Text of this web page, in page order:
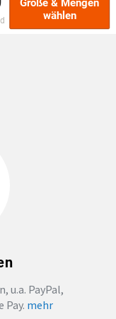
Größe & Mengen
wählen
u.a. PayPal,
Pay. mehr